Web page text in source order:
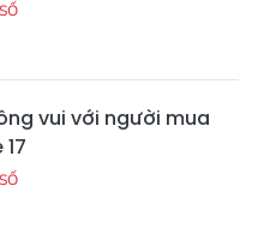
vui với người mua